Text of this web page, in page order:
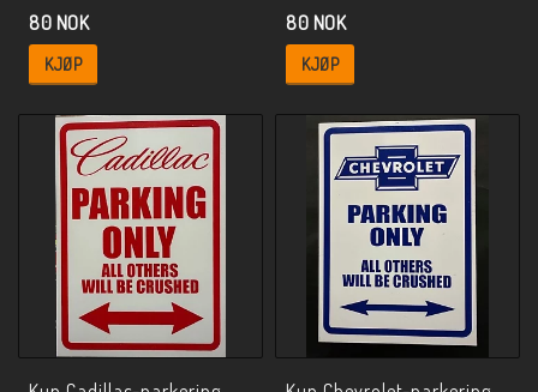
80 NOK
KJØP
80 NOK
KJØP